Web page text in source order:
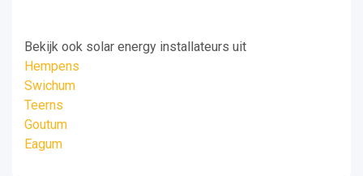
Bekijk ook solar energy installateurs uit
Hempens
Swichum
Teerns
Goutum
Eagum